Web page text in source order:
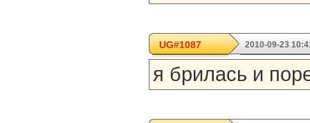
UG#1087 2010-09-23
я брилась и